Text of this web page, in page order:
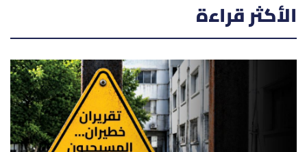
الأكثر قراءة